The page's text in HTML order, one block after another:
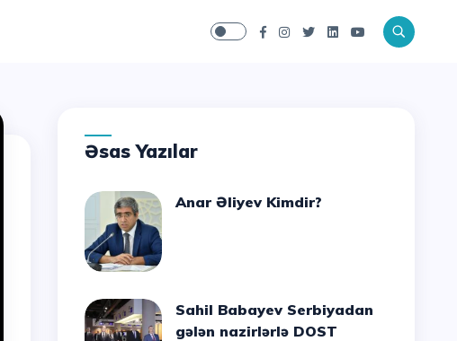
Əsas Yazılar
Anar Əliyev Kimdir?
Sahil Babayev Serbiyadan
gələn nazirlərlə DOST